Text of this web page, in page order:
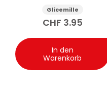
feuchtigkeitsspendende
Handcreme 100ml
Glicemille
CHF 3.95
In den
Warenkorb